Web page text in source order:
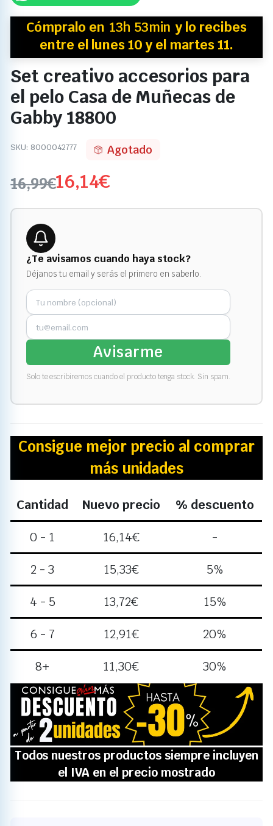
Cómpralo en 13h 53min y lo recibes
entre el lunes 10 y el martes 11.
Set creativo accesorios para
el pelo Casa de Muñecas de
Gabby 18800
SKU: 8000042777 Agotado
16,99€16,14€
¿Te avisamos cuando haya stock?
Déjanos tu email y serás el primero en saberlo.
Avisarme
Solo te escribiremos cuando el producto tenga stock. Sin spam.
Consigue mejor precio al comprar
más unidades
Cantidad Nuevo precio % descuento
0 - 1 16,14€ -
2 - 3 15,33€ 5%
4 - 5 13,72€ 15%
6 - 7 12,91€ 20%
8+ 11,30€ 30%